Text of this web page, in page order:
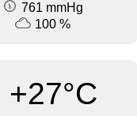
761 mmHg
100 %
+27°C